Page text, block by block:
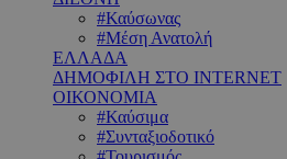
#Καύσωνας
#Μέση Ανατολή
ΕΛΛΑΔΑ
ΔΗΜΟΦΙΛΗ ΣΤΟ INTERNET
ΟΙΚΟΝΟΜΙΑ
#Καύσιμα
#Συνταξιοδοτικό